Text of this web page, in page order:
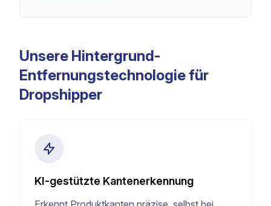
Unsere Hintergrund-
Entfernungstechnologie für
Dropshipper
KI-gestützte Kantenerkennung